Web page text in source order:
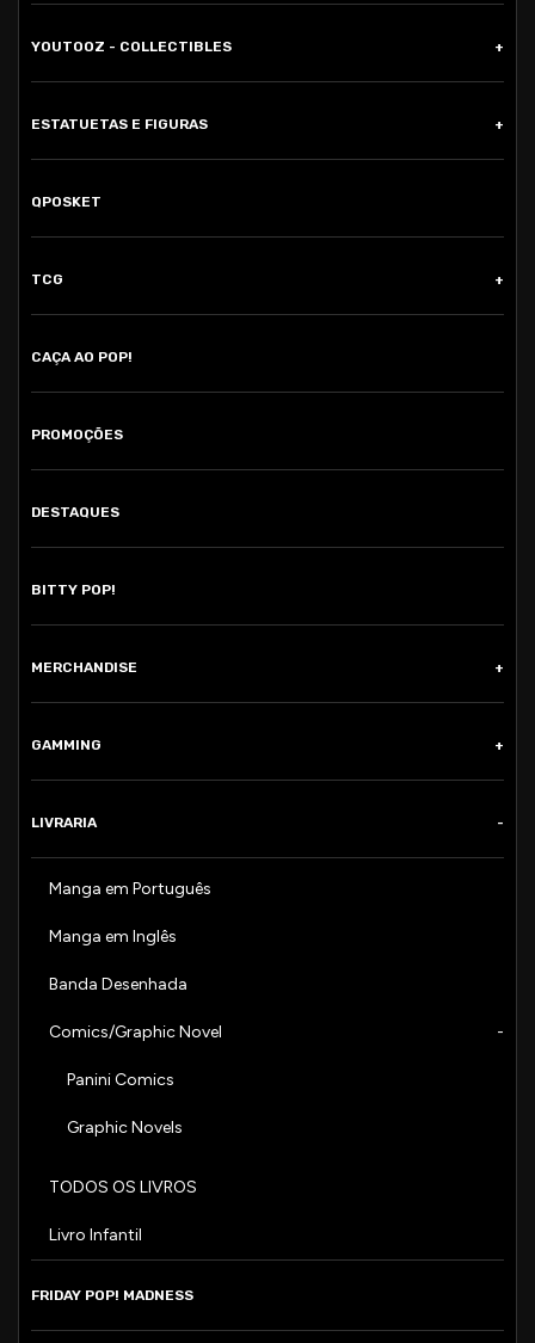
YOUTOOZ - COLLECTIBLES
ESTATUETAS E FIGURAS
QPOSKET
TCG
CAÇA AO POP!
PROMOÇÕES
DESTAQUES
BITTY POP!
MERCHANDISE
GAMMING
LIVRARIA
Manga em Português
Manga em Inglês
Banda Desenhada
Comics/Graphic Novel
Panini Comics
Graphic Novels
TODOS OS LIVROS
Livro Infantil
FRIDAY POP! MADNESS